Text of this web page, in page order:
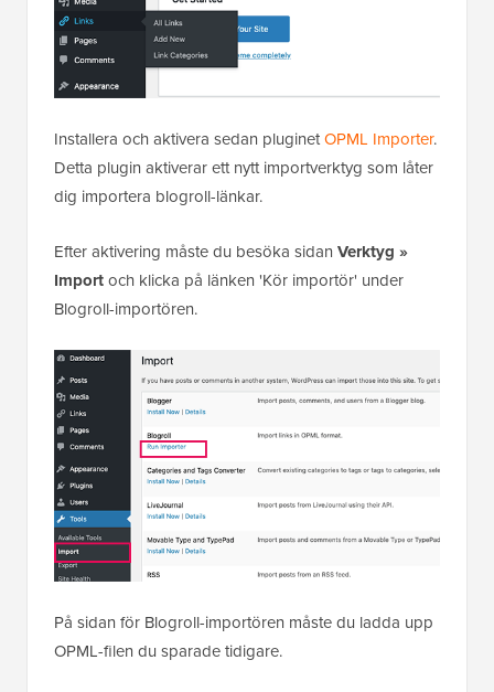
Installera och aktivera sedan pluginetOPML Importer.
Detta plugin aktiverar ett nytt importverktyg som låter
dig importera blogroll-länkar.
Efter aktivering måste du besöka sidan Verktyg »
Importoch klicka på länken 'Kör importör' under
Blogroll-importören.
På sidan för Blogroll-importören måste du ladda upp
OPML-filen du sparade tidigare.